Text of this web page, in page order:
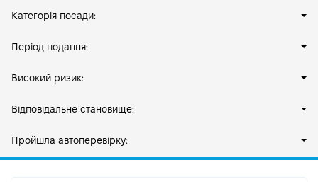
Категорія посади:
Період подання:
Високий ризик:
Відповідальне становище:
Пройшла автоперевірку: